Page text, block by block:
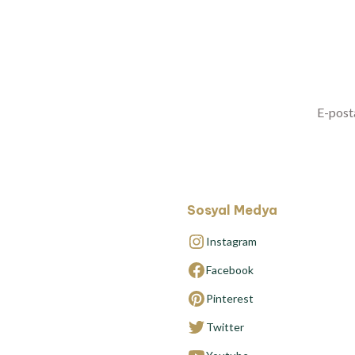
Sosyal Medya
Instagram
Facebook
Pinterest
Twitter